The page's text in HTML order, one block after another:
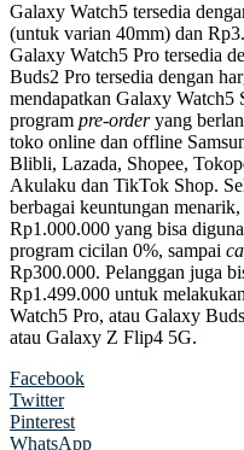
Galaxy Watch5 tersedia
(untuk varian 40mm) dan
Galaxy Watch5 Pro tersedia
Buds2 Pro tersedia dengan
mendapatkan Galaxy Watch5
program pre-orderyang
toko online dan offline
Blibli, Lazada, Shopee,
Akulaku dan TikTok Shop.
berbagai keuntungan
Rp1.000.000 yang bisa
program cicilan 0%, sampai
Rp300.000. Pelanggan juga
Rp1.499.000 untuk melakukan
Watch5 Pro, atau Galaxy
atau Galaxy Z Flip4 5G.
Facebook
Twitter
Pinterest
WhatsApp